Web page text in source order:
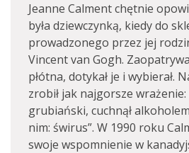
Jeanne Calment chętnie
była dziewczynką, kiedy do
prowadzonego przez jej
Vincent van Gogh.
płótna, dotykał je i wybierał.
zrobił jak najgorsze
grubiański, cuchnął
nim: świrus”. W 1990 roku
swoje wspomnienie w